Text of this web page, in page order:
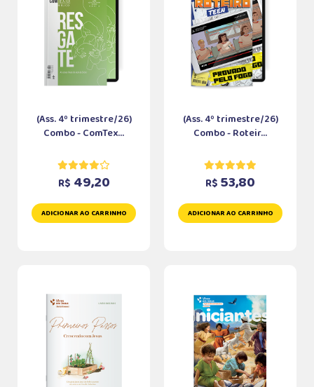
(Ass. 4º trimestre/26)
Combo - ComTex...
R$ 49,20
ADICIONAR AO CARRINHO
(Ass. 4º trimestre/26)
Combo - Roteir...
R$ 53,80
ADICIONAR AO CARRINHO